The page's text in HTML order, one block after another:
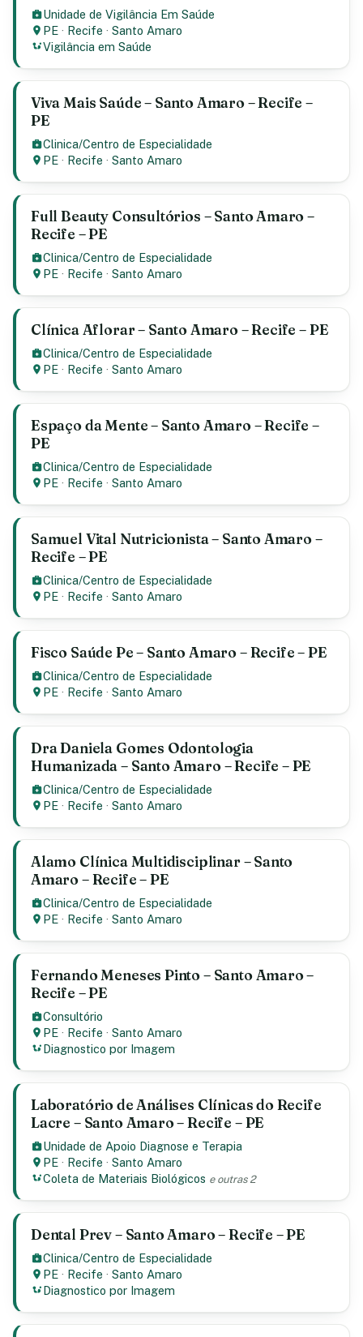
Unidade de Vigilância Em Saúde
PE · Recife ·Santo Amaro
Vigilância em Saúde
Viva Mais Saúde – Santo Amaro – Recife –
PE
Clinica/Centro de Especialidade
PE · Recife ·Santo Amaro
Full Beauty Consultórios – Santo Amaro –
Recife – PE
Clinica/Centro de Especialidade
PE · Recife ·Santo Amaro
Clínica Aflorar – Santo Amaro – Recife – PE
Clinica/Centro de Especialidade
PE · Recife ·Santo Amaro
Espaço da Mente – Santo Amaro – Recife –
PE
Clinica/Centro de Especialidade
PE · Recife ·Santo Amaro
Samuel Vital Nutricionista – Santo Amaro –
Recife – PE
Clinica/Centro de Especialidade
PE · Recife ·Santo Amaro
Fisco Saúde Pe – Santo Amaro – Recife – PE
Clinica/Centro de Especialidade
PE · Recife ·Santo Amaro
Dra Daniela Gomes Odontologia
Humanizada – Santo Amaro – Recife – PE
Clinica/Centro de Especialidade
PE · Recife ·Santo Amaro
Alamo Clínica Multidisciplinar – Santo
Amaro – Recife – PE
Clinica/Centro de Especialidade
PE · Recife ·Santo Amaro
Fernando Meneses Pinto – Santo Amaro –
Recife – PE
Consultório
PE · Recife ·Santo Amaro
Diagnostico por Imagem
Laboratório de Análises Clínicas do Recife
Lacre – Santo Amaro – Recife – PE
Unidade de Apoio Diagnose e Terapia
PE · Recife ·Santo Amaro
Coleta de Materiais Biológicos e outras 2
Dental Prev – Santo Amaro – Recife – PE
Clinica/Centro de Especialidade
PE · Recife ·Santo Amaro
Diagnostico por Imagem